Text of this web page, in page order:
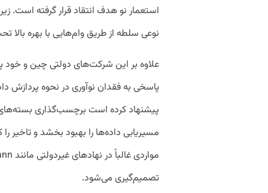
استعمار نو هدف انتقاد قرار گرفته است.
نوعی سلطه از طریق وام‌هایی با بهره
پاسخی به فقدان نوآوری در نحوه پردازش
پیشنهاد کرده است برچسب‌گذاری
مسیریابی داده‌ها را بهبود بخشد و
تصمیم‌گیری می‌شود.